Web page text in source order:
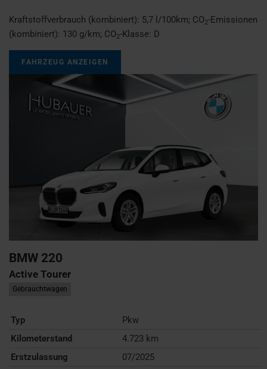
Kraftstoffverbrauch (kombiniert): 5,7 l/100km; CO2-Emissionen
(kombiniert): 130 g/km; CO2-Klasse: D
FAHRZEUG ANZEIGEN
BMW 220
Active Tourer
Gebrauchtwagen
Typ
Pkw
Kilometerstand
4.723 km
Erstzulassung
07/2025